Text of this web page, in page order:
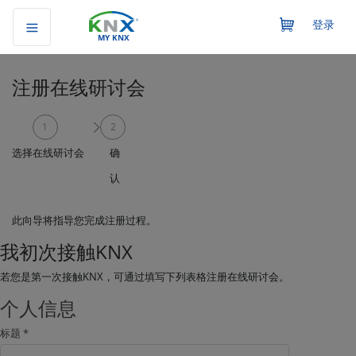
MY KNX
登录
注册在线研讨会
1
选择在线研讨会
2
确
认
此向导将指导您完成注册过程。
我初次接触KNX
若您是第一次接触KNX，可通过填写下列表格注册在线研讨会。
个人信息
标题 *